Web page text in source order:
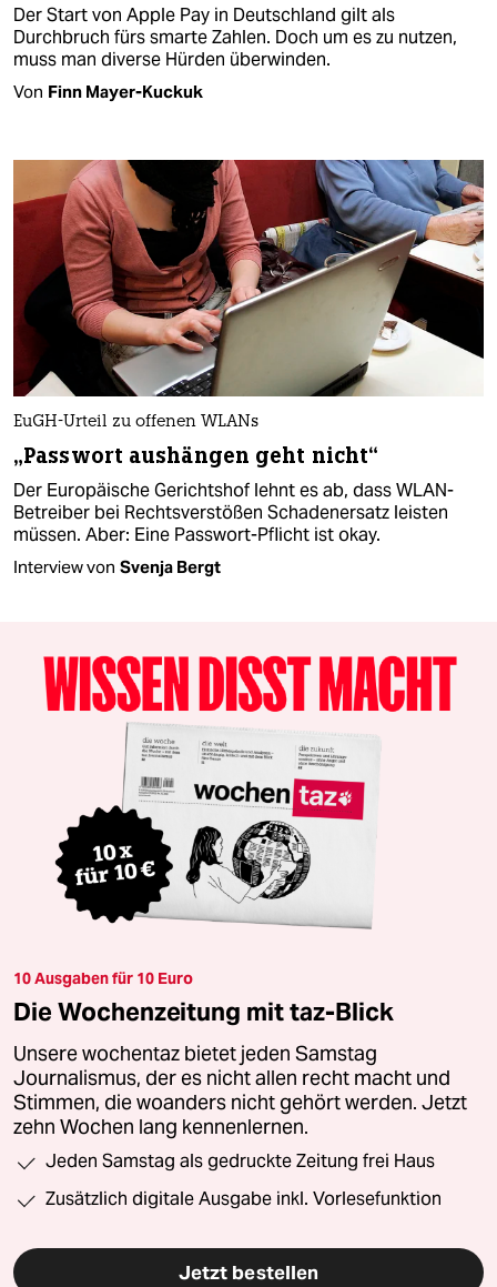
Der Start von Apple Pay in Deutschland gilt als
Durchbruch fürs smarte Zahlen. Doch um es zu nutzen,
muss man diverse Hürden überwinden.
Von Finn Mayer-Kuckuk
EuGH-Urteil zu offenen WLANs
„Passwort aushängen geht nicht“
Der Europäische Gerichtshof lehnt es ab, dass WLAN-
Betreiber bei Rechtsverstößen Schadenersatz leisten
müssen. Aber: Eine Passwort-Pflicht ist okay.
Interview von Svenja Bergt
10 Ausgaben für 10 Euro
Die Wochenzeitung mit taz-Blick
Unsere wochentaz bietet jeden Samstag
Journalismus, der es nicht allen recht macht und
Stimmen, die woanders nicht gehört werden. Jetzt
zehn Wochen lang kennenlernen.
Jeden Samstag als gedruckte Zeitung frei Haus
Zusätzlich digitale Ausgabe inkl. Vorlesefunktion
Jetzt bestellen